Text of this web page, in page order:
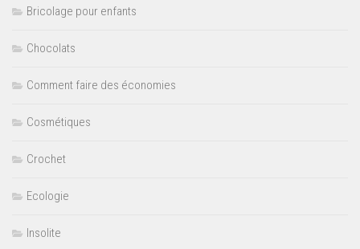
Bricolage pour enfants
Chocolats
Comment faire des économies
Cosmétiques
Crochet
Ecologie
Insolite